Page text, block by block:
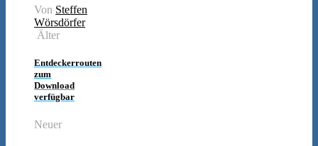
Von Steffen
Wörsdörfer
Älter
Entdeckerrouten
zum
Download
verfügbar
Neuer